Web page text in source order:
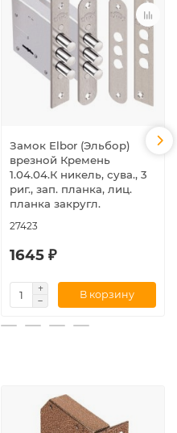
Замок Elbor (Эльбор)
врезной Кремень
1.04.04.К никель, сува., 3
риг., зап. планка, лиц.
планка закругл.
27423
1645 ₽
В корзину